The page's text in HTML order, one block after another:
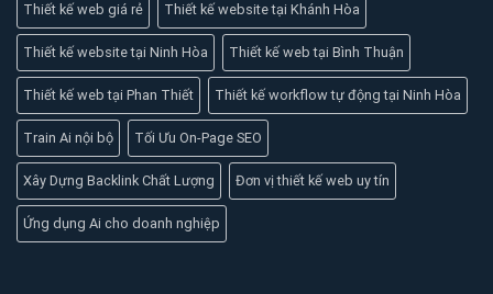
Thiết kế web giá rẻ Thiết kế website tại Khánh Hòa
Thiết kế website tại Ninh Hòa Thiết kế web tại Bình Thuận
Thiết kế web tại Phan Thiết Thiết kế workflow tự động tại Ninh Hòa
Train Ai nội bộ Tối Ưu On-Page SEO
Xây Dựng Backlink Chất Lượng Đơn vị thiết kế web uy tín
Ứng dụng Ai cho doanh nghiệp